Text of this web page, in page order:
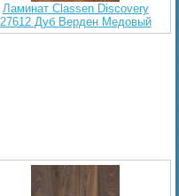
Ламинат Classen Discovery
27612 Дуб Верден Медовый